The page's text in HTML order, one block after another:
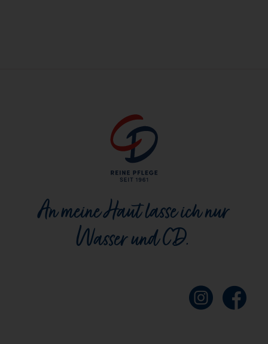
An meine Haut lasse ich nur
Wasser und CD.